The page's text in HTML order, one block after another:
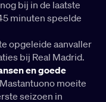
bij in de laatste
minuten speelde
opgeleide aanvaller
bij Real Madrid.
en goede
moeite
seizoen in